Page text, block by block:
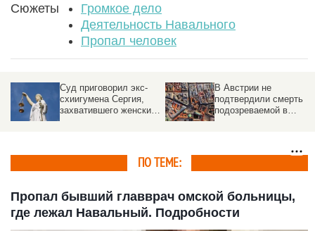
Сюжеты
Громкое дело
Деятельность Навального
Пропал человек
Суд приговорил экс-
схиигумена Сергия,
захватившего женский
В Австрии не
подтвердили смерть
подозреваемой в
ПО ТЕМЕ:
Пропал бывший главврач омской больницы,
где лежал Навальный. Подробности